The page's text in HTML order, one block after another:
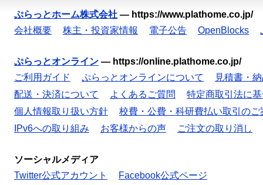
ぷらっとホーム株式会社 — https://www.plathome.co.jp/
会社概要
株主・投資家情報 電子公告 OpenBlocks
ぷらっとオンライン — https://online.plathome.co.jp/
ご利用ガイド
ぷらっとオンラインについて
見積書・
配送・決済について
よくあるご質問
特定商取引法に
個人情報取り扱い方針
校費・公費・科研費払い取引のご
IPv6への取り組み
お客様からの声 ご注文の取り消し
ソーシャルメディア
Twitter公式アカウント
Facebook公式ページ